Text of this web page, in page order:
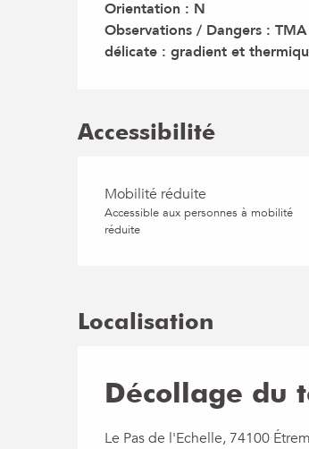
Orientation : N
Observations / Dangers :
délicate : gradient et
Accessibilité
Mobilité réduite
Accessible aux personnes à mobilité
réduite
Localisation
Décollage du
Le Pas de l'Echelle, 74100